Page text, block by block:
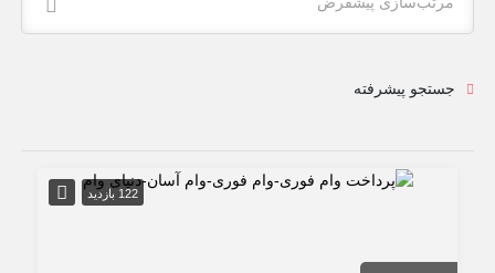
جستجو پیشرفته
122 بازدید